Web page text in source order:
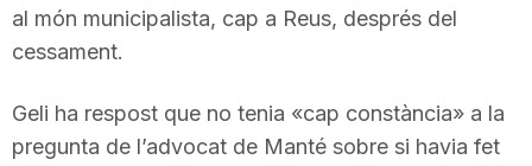
al món municipalista, cap a Reus, després del
cessament.
Geli ha respost que no tenia «cap constància» a la
pregunta de l’advocat de Manté sobre si havia fet